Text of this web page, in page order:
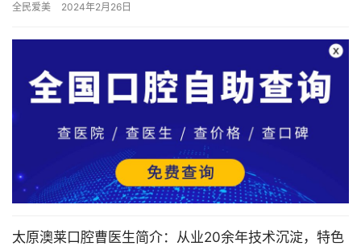
选择一…
全民爱美 2024年2月26日
太原澳莱口腔曹医生简介：从业20余年技术沉淀，特色